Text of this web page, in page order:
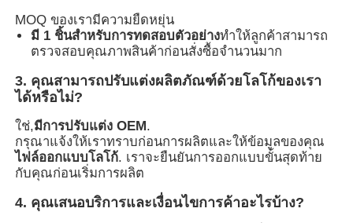
MOQ ของเรามีความยืดหยุ่น
มี 1 ชิ้นสำหรับการทดสอบตัวอย่างทำให้ลูกค้าสามารถ
ตรวจสอบคุณภาพสินค้าก่อนสั่งซื้อจำนวนมาก
3. คุณสามารถปรับแต่งผลิตภัณฑ์ด้วยโลโก้ของเรา
ได้หรือไม่?
ใช่,มีการปรับแต่ง OEM .
กรุณาแจ้งให้เราทราบก่อนการผลิตและให้ข้อมูลของคุณ
ไฟล์ออกแบบโลโก้. เราจะยืนยันการออกแบบขั้นสุดท้าย
กับคุณก่อนเริ่มการผลิต
4. คุณเสนอบริการและเงื่อนไขการค้าอะไรบ้าง?